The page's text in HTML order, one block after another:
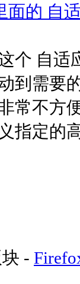
面的 自
个 自适
到需要
常不方
指定的
-